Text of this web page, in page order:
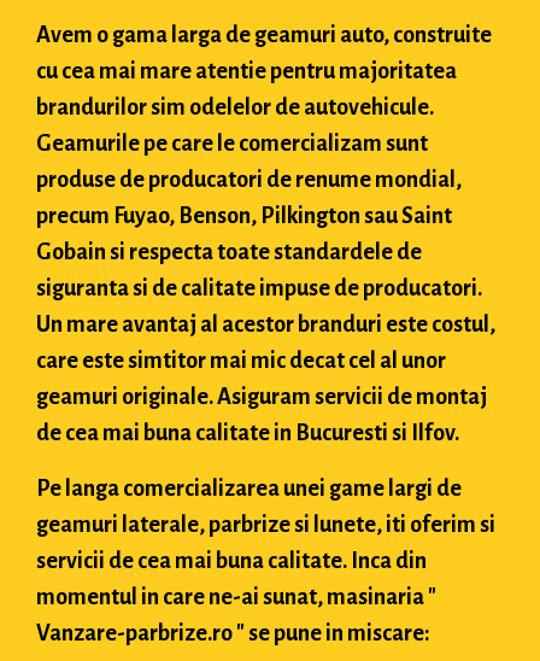
Avem o gama larga de geamuri auto, construite
cu cea mai mare atentie pentru majoritatea
brandurilor sim odelelor de autovehicule.
Geamurile pe care le comercializam sunt
produse de producatori de renume mondial,
precum Fuyao, Benson, Pilkington sau Saint
Gobain si respecta toate standardele de
siguranta si de calitate impuse de producatori.
Un mare avantaj al acestor branduri este costul,
care este simtitor mai mic decat cel al unor
geamuri originale. Asiguram servicii de montaj
de cea mai buna calitate in Bucuresti si Ilfov.
Pe langa comercializarea unei game largi de
geamuri laterale, parbrize si lunete, iti oferim si
servicii de cea mai buna calitate. Inca din
momentul in care ne-ai sunat, masinaria "
Vanzare-parbrize.ro " se pune in miscare: